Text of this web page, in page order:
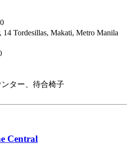
Tordesillas, Makati, Metro Manila
ター、待合椅子
Central